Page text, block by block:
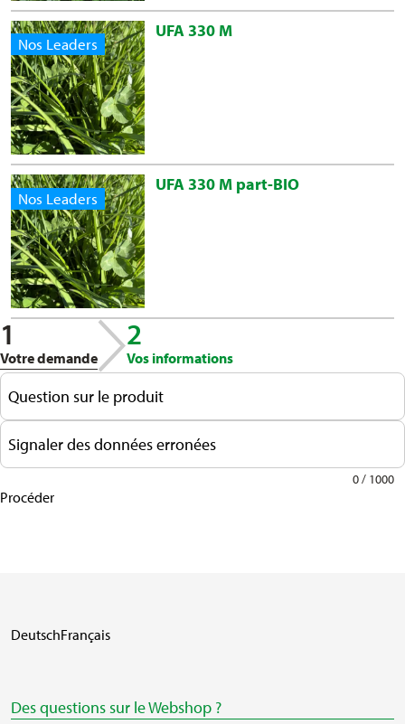
Nos Leaders
UFA 330 M
Nos Leaders
UFA 330 M part-BIO
1
Votre demande
2
Vos informations
Question sur le produit
Signaler des données erronées
0 / 1000
Procéder
DeutschFrançais
Des questions sur le Webshop ?